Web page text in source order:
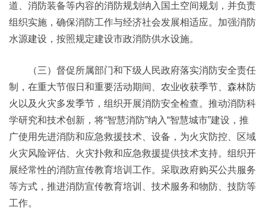
道、消防装备等内容的消防规划纳入国土空间规划，并负责
组织实施，确保消防工作与经济社会发展相适应。加强消防
水源建设，按照规定建设市政消防供水设施。
（三）督促所属部门和下级人民政府落实消防安全责任
制，在重大节假日和重要活动期间、农业收获季节、森林防
火以及火灾多发季节，组织开展消防安全检查。推动消防科
学研究和技术创新，将“智慧消防”纳入“智慧城市”建设，推
广使用先进消防和应急救援技术、设备，为火灾防控、区域
火灾风险评估、火灾扑救和应急救援提供技术支持。组织开
展经常性的消防宣传教育培训工作。采取政府购买公共服务
等方式，推进消防宣传教育培训、技术服务和物防、技防等
工作。